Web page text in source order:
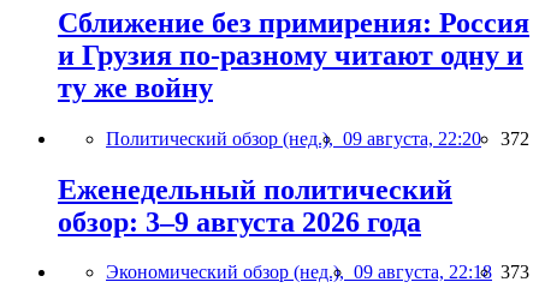
Сближение без примирения: Россия
и Грузия по-разному читают одну и
ту же войну
Политический обзор (нед.), 09 августа, 22:20 372
Еженедельный политический
обзор: 3–9 августа 2026 года
Экономический обзор (нед.), 09 августа, 22:18 373